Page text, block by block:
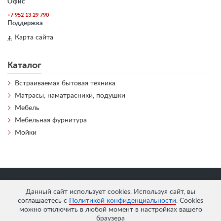
Данный сайт использует cookies. Используя сайт, вы
соглашаетесь с
Политикой конфиденциальности. Cookies
можно отключить в любой момент в настройках вашего
браузера
Офис
+7 952 13 29 790
Поддержка
Карта сайта
Каталог
Встраиваемая бытовая техника
Матрасы, наматрасники, подушки
Мебель
Мебельная фурнитура
Мойки